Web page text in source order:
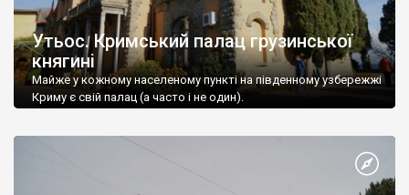
Утьос. Кримський палац грузинської
княгині
Майже у кожному населеному пункті на південному узбережжі
Криму є свій палац (а часто і не один).